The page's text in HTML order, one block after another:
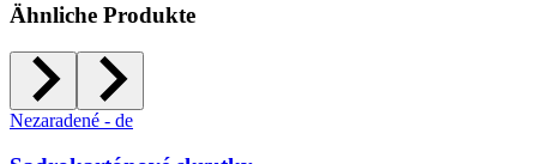
Ähnliche Produkte
Nezaradené - de